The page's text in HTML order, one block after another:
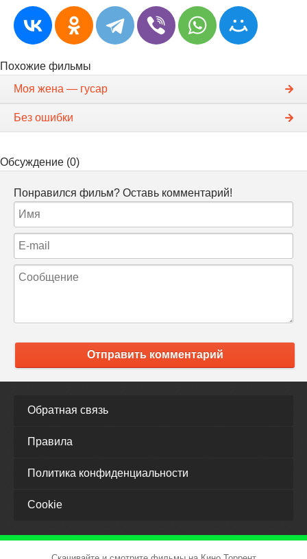
Похожие фильмы
Моя жена — гусар
Без ошибки
Обсуждение (0)
Понравился фильм? Оставь комментарий!
Отправить комментарий
Обратная связь
Правила
Политика конфиденциальности
Cookie